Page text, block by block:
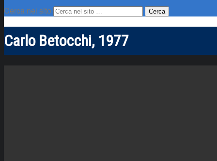
Cerca nel sito
Carlo Betocchi, 1977